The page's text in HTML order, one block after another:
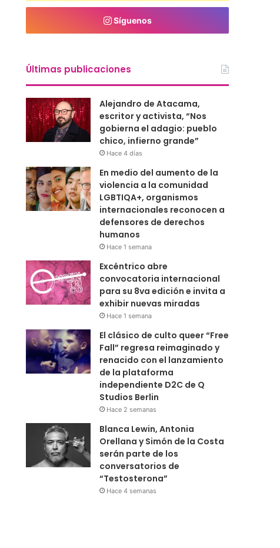
Síguenos
Últimas publicaciones
Alejandro de Atacama,
escritor y activista, “Nos
gobierna el adagio: pueblo
chico, infierno grande”
Hace 4 días
En medio del aumento de la
violencia a la comunidad
LGBTIQA+, organismos
internacionales reconocen a
defensores de derechos
humanos
Hace 1 semana
Excéntrico abre
convocatoria internacional
para su 8va edición e invita a
exhibir nuevas miradas
Hace 1 semana
El clásico de culto queer “Free
Fall” regresa reimaginado y
renacido con el lanzamiento
de la plataforma
independiente D2C de Q
Studios Berlin
Hace 2 semanas
Blanca Lewin, Antonia
Orellana y Simón de la Costa
serán parte de los
conversatorios de
“Testosterona”
Hace 4 semanas